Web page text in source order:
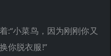
:“小菜鸟，因为刚刚你又
你脱衣服!”